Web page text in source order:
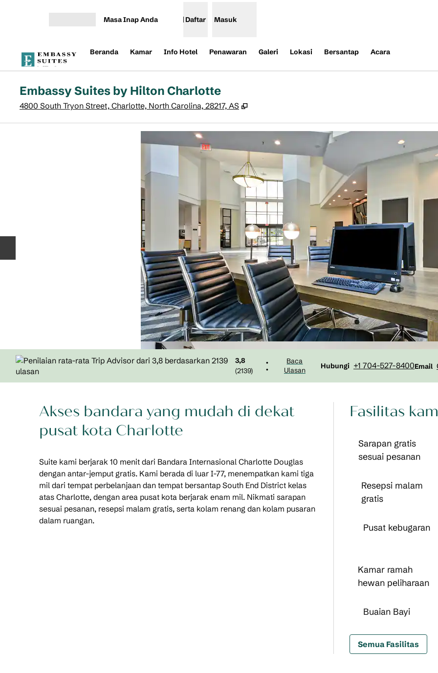
Masa Inap Anda Daftar Masuk
Beranda Kamar Info Hotel Penawaran Galeri Lokasi Bersantap Acara
Embassy Suites by Hilton Charlotte
4800 South Tryon Street, Charlotte, North Carolina, 28217, AS ,
3,8
(2139)
•
•
Baca
Ulasan
Hubungi
Panggilan+1 704-527-8400Email
Email
Akses bandara yang mudah di dekat
pusat kota Charlotte
Suite kami berjarak 10 menit dari Bandara Internasional Charlotte Douglas
dengan antar-jemput gratis. Kami berada di luar I-77, menempatkan kami tiga
mil dari tempat perbelanjaan dan tempat bersantap South End District kelas
atas Charlotte, dengan area pusat kota berjarak enam mil. Nikmati sarapan
sesuai pesanan, resepsi malam gratis, serta kolam renang dan kolam pusaran
dalam ruangan.
Fasilitas
Sarapan gratis
sesuai pesanan
Resepsi malam
gratis
Pusat kebugaran
Kamar ramah
hewan peliharaan
Buaian Bayi
Semua Fasilitas